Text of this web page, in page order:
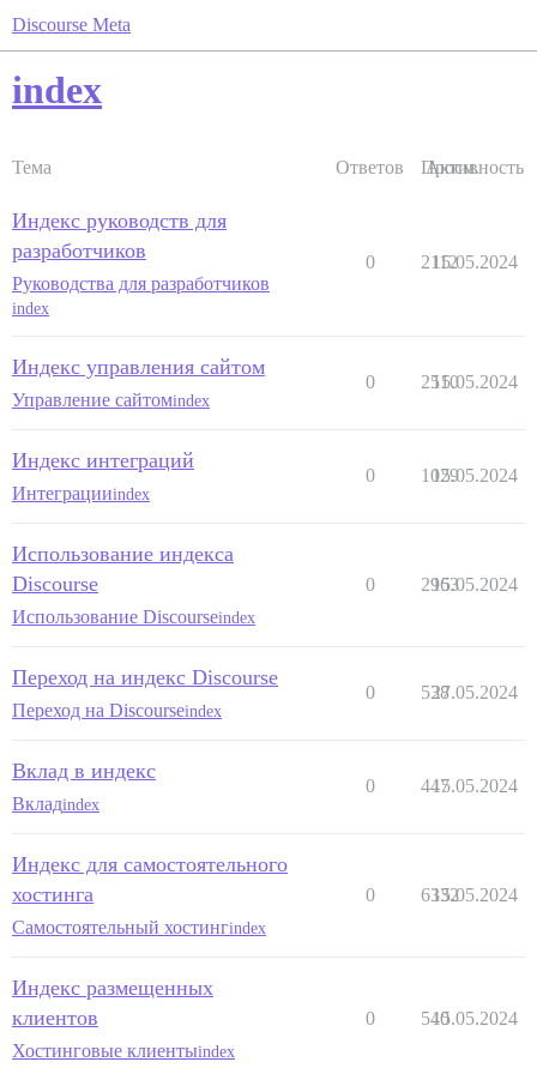
Discourse Meta
index
Тема Ответов Просм.
Активность
Индекс руководств для
разработчиков
Руководства для разработчиков
index
0 2112
15.05.2024
Индекс управления сайтом
Управление сайтомindex
0 2510
15.05.2024
Индекс интеграций
Интеграцииindex
0 1029
15.05.2024
Использование индекса
Discourse
Использование Discourseindex
0 2963
15.05.2024
Переход на индекс Discourse
Переход на Discourseindex
0 538
27.05.2024
Вклад в индекс
Вкладindex
0 447
15.05.2024
Индекс для самостоятельного
хостинга
Самостоятельный хостингindex
0 6332
15.05.2024
Индекс размещенных
клиентов
Хостинговые клиентыindex
0 540
15.05.2024